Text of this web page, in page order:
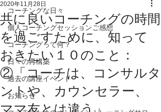
コーチングな日々
個人コーチングセッションご感想
コーチングって何？
日々の再構築
過去の講座イベント
お知らせ
共に良いコーチングの時間
を過ごすために、知って
おきたい１０のこと：
②「コーチは、コンサルタ
ントや、カウンセラー、
ママ友とは違う」
2020年11月28日